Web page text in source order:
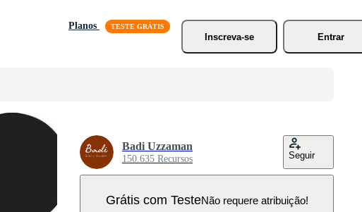
Planos
Inscreva-se
Entrar
Badi Uzzaman
150.635 Recursos Seguir
Grátis com TesteNão requere atribuição!